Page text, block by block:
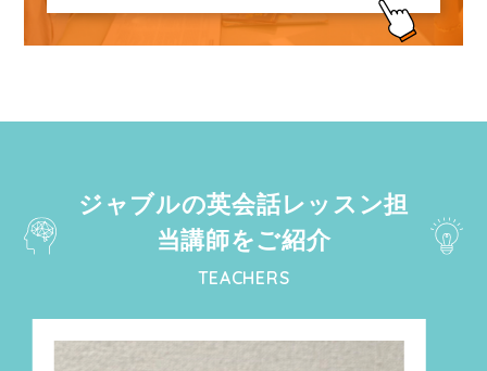
ジャブルの英会話レッスン担
当講師をご紹介
TEACHERS